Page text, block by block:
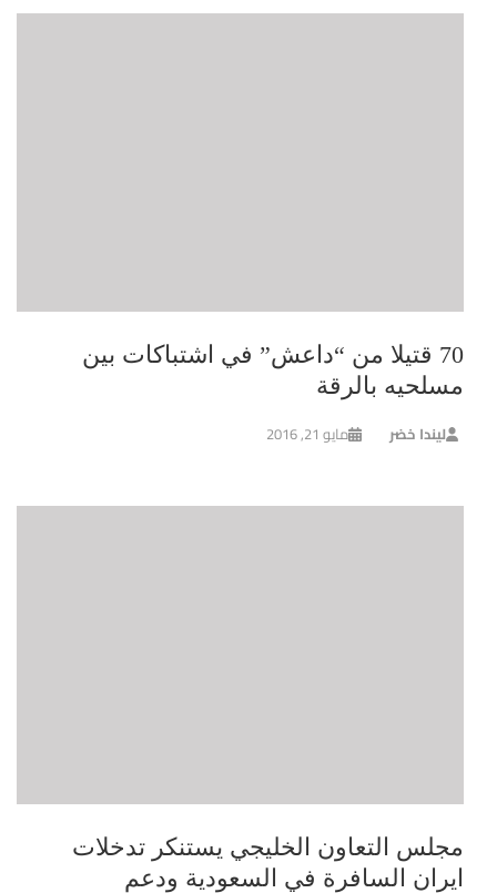
70 قتيلا من “داعش” في اشتباكات بين
مسلحيه بالرقة
ليندا خضر مايو 21, 2016
مجلس التعاون الخليجي يستنكر تدخلات
ايران السافرة في السعودية ودعم